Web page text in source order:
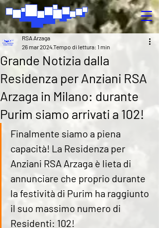
Grande Notizia dalla
Residenza per Anziani RSA
Arzaga in Milano: durante
Purim siamo arrivati a 102!
RSA Arzaga
26 mar 2024Tempo di lettura: 1 min
Finalmente siamo a piena
capacità! La Residenza per
Anziani RSA Arzaga è lieta di
annunciare che proprio durante
la festività di Purim ha raggiunto
il suo massimo numero di
Residenti: 102!